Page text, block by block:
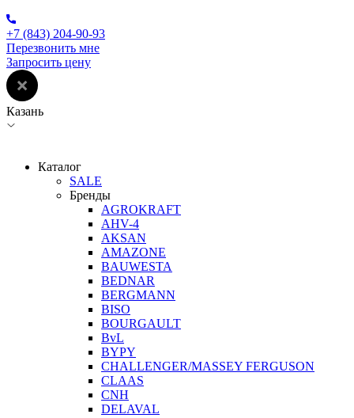
+7 (843) 204-90-93
Перезвонить мне
Запросить цену
Казань
Каталог
SALE
Бренды
AGROKRAFT
AHV-4
AKSAN
AMAZONE
BAUWESTA
BEDNAR
BERGMANN
BISO
BOURGAULT
BvL
BYPY
CHALLENGER/MASSEY FERGUSON
CLAAS
CNH
DELAVAL